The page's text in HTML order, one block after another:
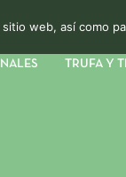
TRUFA Y
web, así como